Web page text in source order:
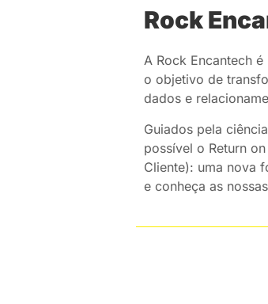
Rock
A Rock Encantech
o objetivo de
dados e
Guiados pela
possível o Return
Cliente): uma nova
e conheça as